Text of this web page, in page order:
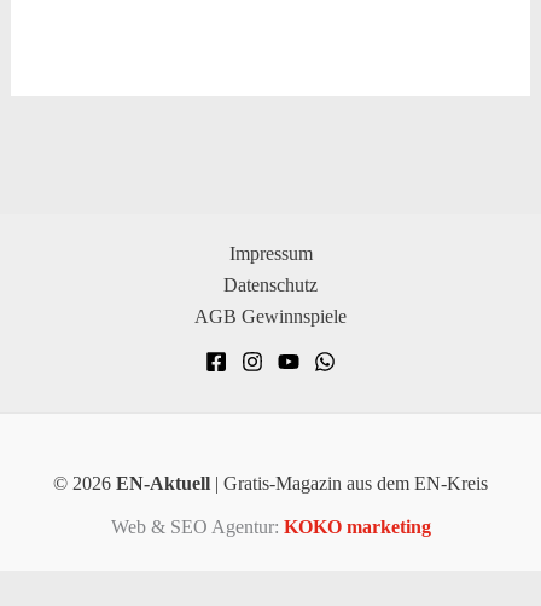
Impressum
Datenschutz
AGB Gewinnspiele
© 2026 EN-Aktuell | Gratis-Magazin aus dem EN-Kreis
Web & SEO Agentur: KOKO marketing